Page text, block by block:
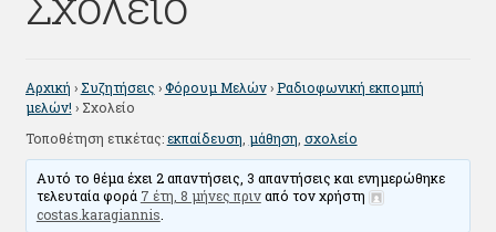
thepressproject.gr ⇗
Αρχική › Συζητήσεις › Φόρουμ Μελών › Ραδιοφωνική εκπομπή
μελών! › Σχολείο
Τοποθέτηση ετικέτας: εκπαίδευση, μάθηση, σχολείο
Αυτό το θέμα έχει 2 απαντήσεις, 3 απαντήσεις και ενημερώθηκε
τελευταία φορά 7 έτη, 8 μήνες πριναπό τον χρήστη
costas.karagiannis